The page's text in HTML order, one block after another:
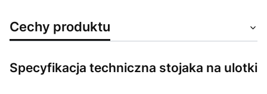
Cechy produktu
Specyfikacja techniczna stojaka na ulotki